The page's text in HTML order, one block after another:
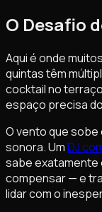
O Desafio
Aqui é onde
quintas têm
cocktail no
espaço precisa
O vento que
sonora. UmDJ
sabe exatamente
compensar — e
lidar com o